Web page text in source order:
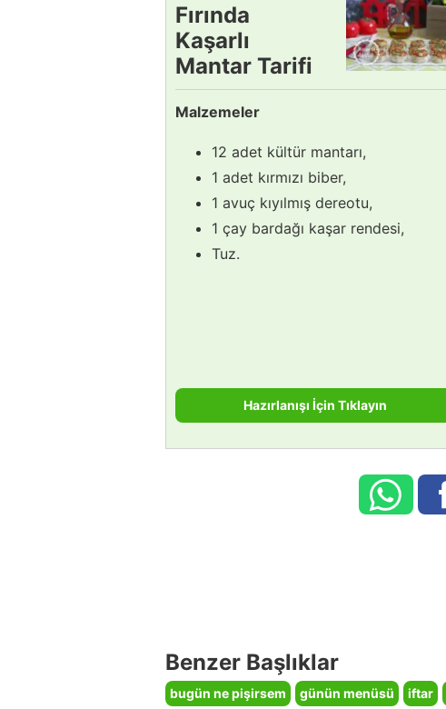
Fırında
Kaşarlı
Mantar Tarifi
Malzemeler
12 adet kültür mantarı,
1 adet kırmızı biber,
1 avuç kıyılmış dereotu,
1 çay bardağı kaşar rendesi,
Tuz.
Hazırlanışı İçin Tıklayın
Benzer Başlıklar
bugün ne pişirsem günün menüsü iftar